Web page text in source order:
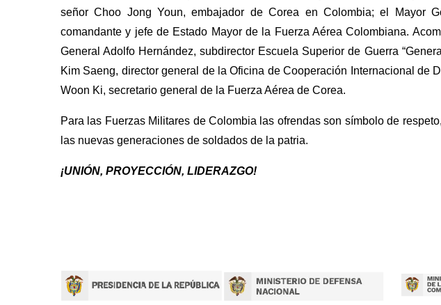
señor Choo Jong Youn, embajador de Corea en Colombia; el Mayor
comandante y jefe de Estado Mayor de la Fuerza Aérea Colombiana.
General Adolfo Hernández, subdirector Escuela Superior de Guerra
Kim Saeng, director general de la Oficina de Cooperación Internacional de
Woon Ki, secretario general de la Fuerza Aérea de Corea.
Para las Fuerzas Militares de Colombia las ofrendas son símbolo de
las nuevas generaciones de soldados de la patria.
¡UNIÓN, PROYECCIÓN, LIDERAZGO!